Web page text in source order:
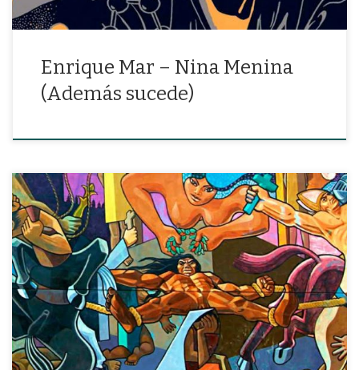
Enrique Mar – Nina Menina
(Además sucede)
«Gritando ¡LIBERTAD! sobre la tierra, ha de volver. ¡Y no podrán
matarlo!»